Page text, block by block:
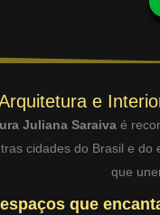
e
Juliana Saraivaé
cidades do Brasil e
que
que